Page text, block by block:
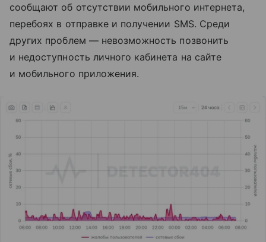
сообщают об отсутствии мобильного интернета,
перебоях в отправке и получении SMS. Среди
других проблем — невозможность позвонить
и недоступность личного кабинета на сайте
и мобильного приложения.